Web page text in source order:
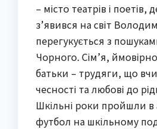
– місто театрів і поетів,
з’явився на світ
перегукується з
Чорного. Сім’я,
батьки – трудяги, що
чесності та любові до
Шкільні роки пройшли в
футбол на шкільному